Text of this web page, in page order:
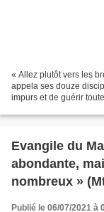
« Allez plutôt vers les
appela ses douze
impurs et de guérir
Evangile du
abondante,
nombreux »
Publié le 06/07/2021 à